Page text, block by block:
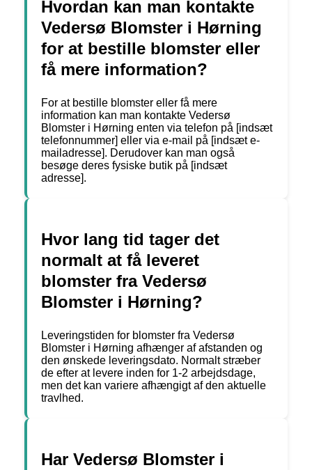
Hvordan kan man kontakte
Vedersø Blomster i Hørning
for at bestille blomster eller
få mere information?
For at bestille blomster eller få mere
information kan man kontakte Vedersø
Blomster i Hørning enten via telefon på [indsæt
telefonnummer] eller via e-mail på [indsæt e-
mailadresse]. Derudover kan man også
besøge deres fysiske butik på [indsæt
adresse].
Hvor lang tid tager det
normalt at få leveret
blomster fra Vedersø
Blomster i Hørning?
Leveringstiden for blomster fra Vedersø
Blomster i Hørning afhænger af afstanden og
den ønskede leveringsdato. Normalt stræber
de efter at levere inden for 1-2 arbejdsdage,
men det kan variere afhængigt af den aktuelle
travlhed.
Har Vedersø Blomster i